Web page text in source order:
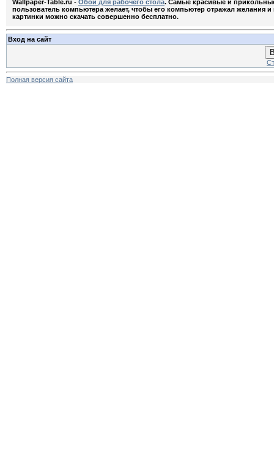
Wallpaper-Table.ru - Обои для рабочего стола. Самые красивые и
пользователь компьютера желает, чтобы его компьютер отражал желания
картинки можно скачать совершенно бесплатно.
Вход на сайт
Полная версия сайта